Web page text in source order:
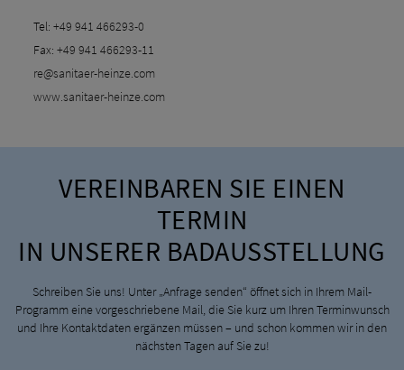
Tel:+49 941 466293-0
Fax:+49 941 466293-11
re@sanitaer-heinze.com
www.sanitaer-heinze.com
VEREINBAREN SIE EINEN
TERMIN
IN UNSERER BADAUSSTELLUNG
Schreiben Sie uns! Unter „Anfrage senden“ öffnet sich in Ihrem Mail-
Programm eine vorgeschriebene Mail, die Sie kurz um Ihren Terminwunsch
und Ihre Kontaktdaten ergänzen müssen – und schon kommen wir in den
nächsten Tagen auf Sie zu!